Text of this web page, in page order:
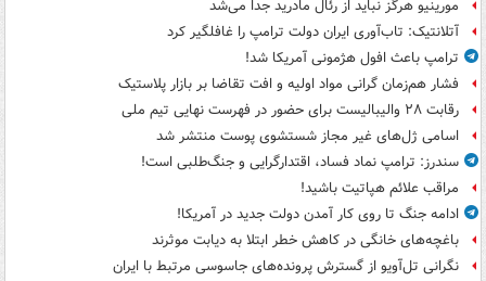
مورینیو هرگز نباید از رئال مادرید جدا می‌شد
آتلانتیک: تاب‌آوری ایران دولت ترامپ را غافلگیر کرد
ترامپ باعث افول هژمونی آمریکا شد!
فشار هم‌زمان گرانی مواد اولیه و افت تقاضا بر بازار پلاستیک
رقابت ۲۸ والیبالیست برای حضور در فهرست نهایی تیم ملی
اسامی ژل‌های غیر مجاز شستشوی پوست منتشر شد
سندرز: ترامپ نماد فساد، اقتدارگرایی و جنگ‌طلبی است!
مراقب علائم هپاتیت باشید!
ادامه جنگ تا روی کار آمدن دولت جدید در آمریکا!
باغچه‌های خانگی در کاهش خطر ابتلا به دیابت موثرند
نگرانی تل‌آویو از گسترش پرونده‌های جاسوسی مرتبط با ایران